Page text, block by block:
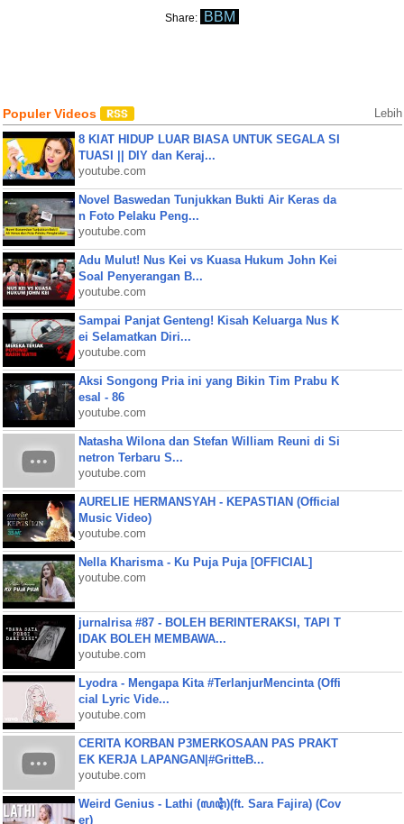
Share: BBM
Populer Videos Lebih
8 KIAT HIDUP LUAR BIASA UNTUK SEGALA SI
TUASI || DIY dan Keraj...
youtube.com
Novel Baswedan Tunjukkan Bukti Air Keras da
n Foto Pelaku Peng...
youtube.com
Adu Mulut! Nus Kei vs Kuasa Hukum John Kei
Soal Penyerangan B...
youtube.com
Sampai Panjat Genteng! Kisah Keluarga Nus K
ei Selamatkan Diri...
youtube.com
Aksi Songong Pria ini yang Bikin Tim Prabu K
esal - 86
youtube.com
Natasha Wilona dan Stefan William Reuni di Si
netron Terbaru S...
youtube.com
AURELIE HERMANSYAH - KEPASTIAN (Official
Music Video)
youtube.com
Nella Kharisma - Ku Puja Puja [OFFICIAL]
youtube.com
jurnalrisa #87 - BOLEH BERINTERAKSI, TAPI T
IDAK BOLEH MEMBAWA...
youtube.com
Lyodra - Mengapa Kita #TerlanjurMencinta (Offi
cial Lyric Vide...
youtube.com
CERITA KORBAN P3MERKOSAAN PAS PRAKT
EK KERJA LAPANGAN|#GritteB...
youtube.com
Weird Genius - Lathi (ꦭꦛꦶ)(ft. Sara Fajira) (Cov
er)